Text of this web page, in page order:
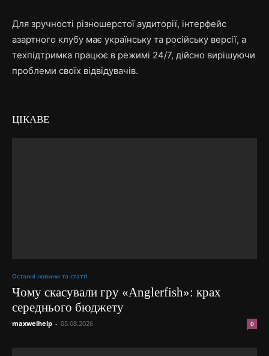
Для зручності різношерстої аудиторії, інтерфейс
азартного клубу має українську та російську версії, а
техпідтримка працює в режимі 24/7, дійсно вирішуючи
проблеми своїх відвідувачів.
ЦІКАВЕ
Останні новини та статті
Чому скасували гру «Anglerfish»: крах
середнього бюджету
maxwelhelp - 05.08.2026 0